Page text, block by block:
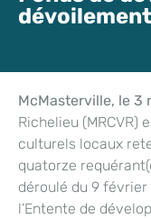
McMasterville, le 3
Richelieu (MRCVR)
culturels locaux
quatorze
déroulé du 9 février
l’Entente de